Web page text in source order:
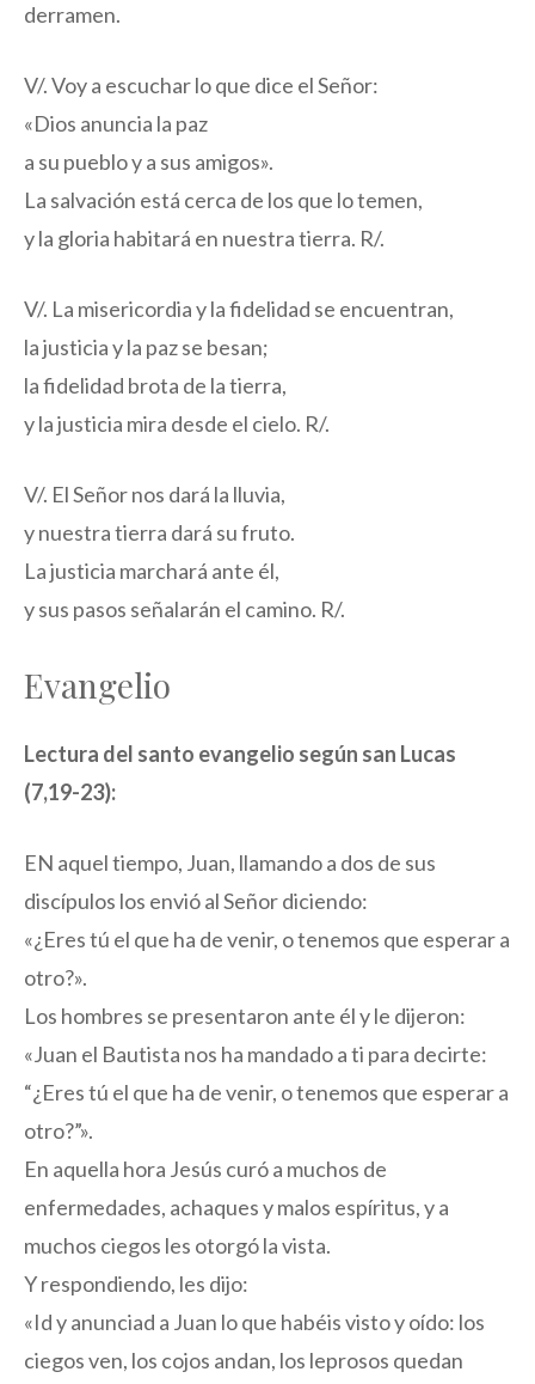
derramen.
V/. Voy a escuchar lo que dice el Señor:
«Dios anuncia la paz
a su pueblo y a sus amigos».
La salvación está cerca de los que lo temen,
y la gloria habitará en nuestra tierra. R/.
V/. La misericordia y la fidelidad se encuentran,
la justicia y la paz se besan;
la fidelidad brota de la tierra,
y la justicia mira desde el cielo. R/.
V/. El Señor nos dará la lluvia,
y nuestra tierra dará su fruto.
La justicia marchará ante él,
y sus pasos señalarán el camino. R/.
Evangelio
Lectura del santo evangelio según san Lucas
(7,19-23):
EN aquel tiempo, Juan, llamando a dos de sus
discípulos los envió al Señor diciendo:
«¿Eres tú el que ha de venir, o tenemos que esperar a
otro?».
Los hombres se presentaron ante él y le dijeron:
«Juan el Bautista nos ha mandado a ti para decirte:
“¿Eres tú el que ha de venir, o tenemos que esperar a
otro?”».
En aquella hora Jesús curó a muchos de
enfermedades, achaques y malos espíritus, y a
muchos ciegos les otorgó la vista.
Y respondiendo, les dijo:
«Id y anunciad a Juan lo que habéis visto y oído: los
ciegos ven, los cojos andan, los leprosos quedan